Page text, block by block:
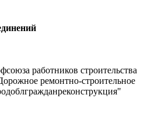
работников строительства
ремонтно-строительное